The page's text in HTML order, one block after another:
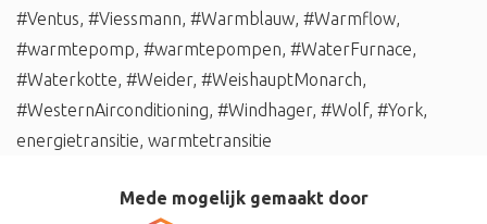
#Ventus, #Viessmann, #Warmblauw, #Warmflow,
#warmtepomp, #warmtepompen, #WaterFurnace,
#Waterkotte, #Weider, #WeishauptMonarch,
#WesternAirconditioning, #Windhager, #Wolf, #York,
energietransitie, warmtetransitie
Mede mogelijk gemaakt door